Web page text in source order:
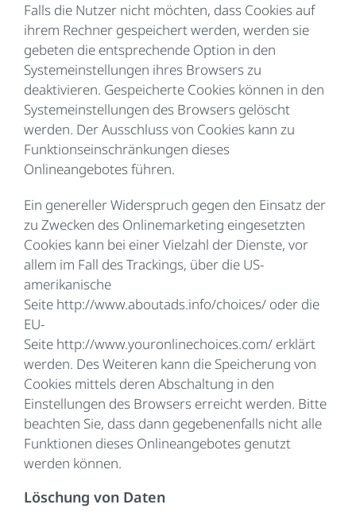
Falls die Nutzer nicht möchten, dass Cookies auf
ihrem Rechner gespeichert werden, werden sie
gebeten die entsprechende Option in den
Systemeinstellungen ihres Browsers zu
deaktivieren. Gespeicherte Cookies können in den
Systemeinstellungen des Browsers gelöscht
werden. Der Ausschluss von Cookies kann zu
Funktionseinschränkungen dieses
Onlineangebotes führen.
Ein genereller Widerspruch gegen den Einsatz der
zu Zwecken des Onlinemarketing eingesetzten
Cookies kann bei einer Vielzahl der Dienste, vor
allem im Fall des Trackings, über die US-
amerikanische
Seite http://www.aboutads.info/choices/ oder die
EU-
Seite http://www.youronlinechoices.com/ erklärt
werden. Des Weiteren kann die Speicherung von
Cookies mittels deren Abschaltung in den
Einstellungen des Browsers erreicht werden. Bitte
beachten Sie, dass dann gegebenenfalls nicht alle
Funktionen dieses Onlineangebotes genutzt
werden können.
Löschung von Daten